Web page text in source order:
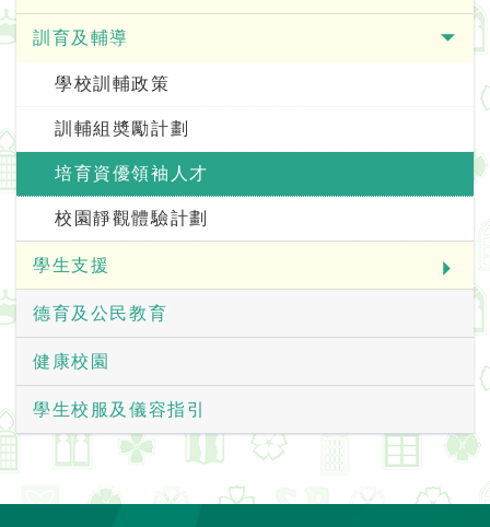
訓育及輔導
學校訓輔政策
訓輔組奬勵計劃
培育資優領袖人才
校園靜觀體驗計劃
學生支援
德育及公民教育
健康校園
學生校服及儀容指引